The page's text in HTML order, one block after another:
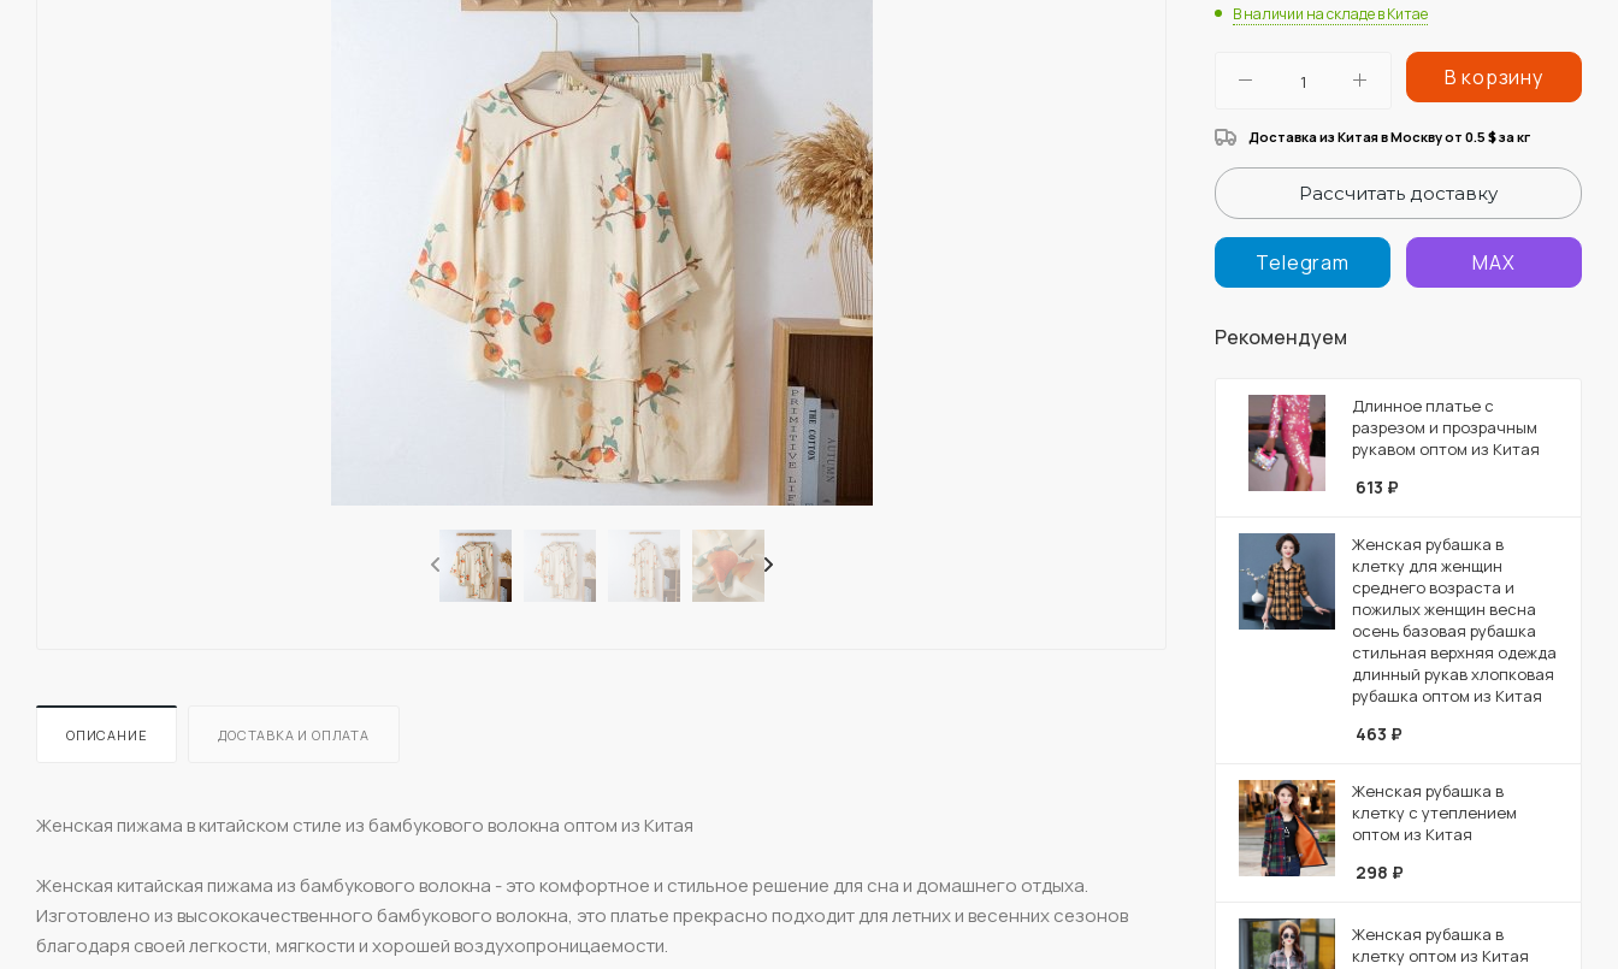
ОПИСАНИЕ ДОСТАВКА И ОПЛАТА
Женская пижама в китайском стиле из бамбукового волокна оптом из Китая
Женская китайская пижама из бамбукового волокна - это комфортное и стильное решение для сна и домашнего отдыха.
Изготовлено из высококачественного бамбукового волокна, это платье прекрасно подходит для летних и весенних сезонов
благодаря своей легкости, мягкости и хорошей воздухопроницаемости.
В наличии на складе в Китае
В корзину
Доставка из Китая в Москву от 0.5 $за кг
Рассчитать доставку
Telegram MAX
Рекомендуем
Длинное платье с
разрезом и прозрачным
рукавом оптом из Китая
613 ₽
Женская рубашка в
клетку для женщин
среднего возраста и
пожилых женщин весна
осень базовая рубашка
стильная верхняя одежда
длинный рукав хлопковая
рубашка оптом из Китая
463 ₽
Женская рубашка в
клетку с утеплением
оптом из Китая
298 ₽
Женская рубашка в
клетку оптом из Китая